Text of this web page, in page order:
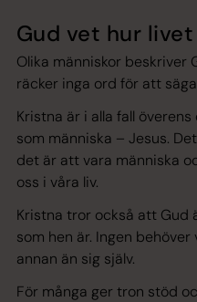
Gud vet hur
Olika människor beskriver
räcker inga ord för att
Kristna är i alla fall
som människa – Jesus.
det är att vara människa
oss i våra liv.
Kristna tror också att Gud
som hen är. Ingen
annan än sig själv.
För många ger tron stöd